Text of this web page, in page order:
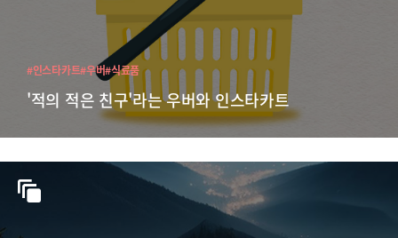
'적의 적은 친구'라는 우버와 인스타카트
#인스타카트#우버#식료품